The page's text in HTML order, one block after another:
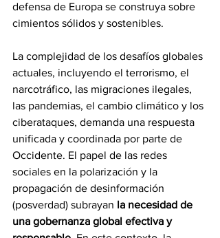
defensa de Europa se construya sobre
cimientos sólidos y sostenibles.
La complejidad de los desafíos globales
actuales, incluyendo el terrorismo, el
narcotráfico, las migraciones ilegales,
las pandemias, el cambio climático y los
ciberataques, demanda una respuesta
unificada y coordinada por parte de
Occidente. El papel de las redes
sociales en la polarización y la
propagación de desinformación
(posverdad) subrayan la necesidad de
una gobernanza global efectiva y